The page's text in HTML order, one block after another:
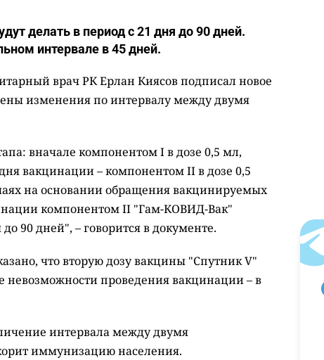
делать в период с 21 дня до 90 дней.
интервале в 45 дней.
врач РК Ерлан Киясов подписал новое
изменения по интервалу между двумя
вначале компонентом I в дозе 0,5 мл,
вакцинации – компонентом II в дозе 0,5
на основании обращения вакцинируемых
компонентом II "Гам-КОВИД-Вак"
90 дней", – говорится в документе.
что вторую дозу вакцины "Спутник V"
невозможности проведения вакцинации – в
интервала между двумя
иммунизацию населения.